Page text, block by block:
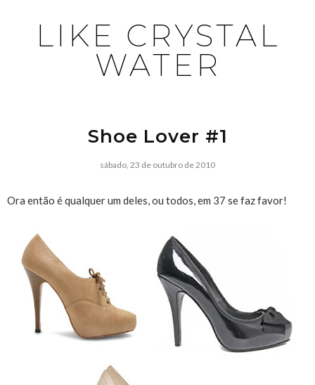
LIKE CRYSTAL
WATER
Shoe Lover #1
sábado, 23 de outubro de 2010
Ora então é qualquer um deles, ou todos, em 37 se faz favor!